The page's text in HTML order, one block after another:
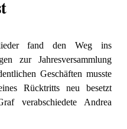
fand den Weg ins
zur Jahresversammlung
Geschäften musste
Rücktritts neu besetzt
verabschiedete Andrea